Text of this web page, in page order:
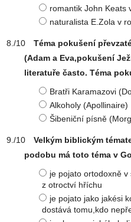
romantik John Keats
naturalista E.Zola v
Téma pokušení
(Adam a Eva,pokušení
literatuře často. Téma
Bratři Karamazovi
Alkoholy (Apollinaire)
Šibeniční písně
Velkým biblickým
podobu má toto téma v
je pojato ortodoxně
z otroctví hříchu
je pojato jako jakési
dostává tomu,kdo